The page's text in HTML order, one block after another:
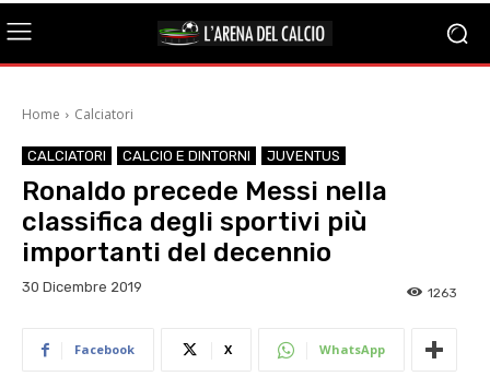
Home Calciatori
CALCIATORI CALCIO E DINTORNI JUVENTUS
Ronaldo precede Messi nella
classifica degli sportivi più
importanti del decennio
30 Dicembre 2019 1263
Facebook X WhatsApp